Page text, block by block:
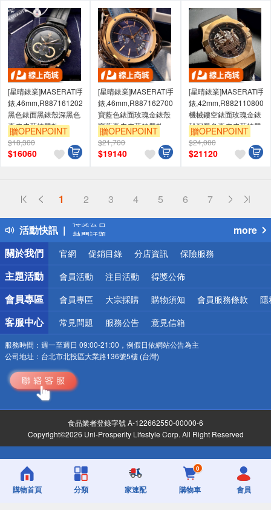
[星晴錶業]MASERATI手
錶,46mm,R8871612025
黑色錶面黑錶殼深黑色
真皮皮革錶帶款
贈OPENPOINT
$18,300
$16060
[星晴錶業]MASERATI手
錶,46mm,R8871627002
寶藍色錶面玫瑰金錶殼
寶藍真皮皮革錶帶款
贈OPENPOINT
$21,700
$19140
[星晴錶業]MASERATI手
錶,42mm,R8821108002
機械鏤空錶面玫瑰金錶
殼深黑色真皮皮革錶帶
款
贈OPENPOINT
$24,000
$21120
1 2 3 4 5 6 7
活動快訊
詐騙網頁！請小心！
得獎公告
熱門話題
銀行優惠
偏遠地區配送
詐騙網頁！請小心！
more
關於我們
官網 促銷目錄 分店資訊 保險服務
主題活動 會員活動 注目活動 得獎公佈
會員專區 會員專區 大宗採購 購物須知 會員服務條款 隱
客服中心 常見問題 服務公告 意見信箱
服務時間： 週一至週日 09:00-21:00，例假日依網站公告為主
公司地址： 台北市北投區大業路136號5樓 (台灣)
食品業者登錄字號 A-122662550-00000-6
Copyright©2026 Uni-Prosperity Lifestyle Corp. All Right Reserved
購物首頁 分類 家速配
0
購物車 會員